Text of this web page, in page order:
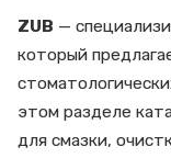
ZUB —
который
этом разделе
для смазки,